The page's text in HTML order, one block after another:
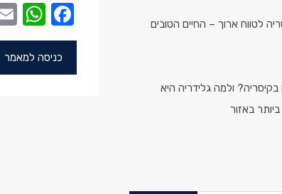
כניסה למאמר
לטווח ארוך – החיים הטובים
ולמה גלידריה היא
באזור